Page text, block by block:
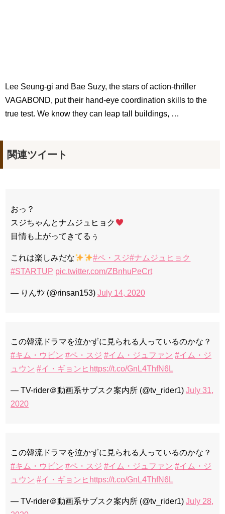
Lee Seung-gi and Bae Suzy, the stars of action-thriller
VAGABOND, put their hand-eye coordination skills to the
true test. We know they can leap tall buildings, …
関連ツイート
おっ？
スジちゃんとナムジュヒョク
目情も上がってきてるぅ
これは楽しみだな #ペ・スジ#ナムジュヒョク
#STARTUP pic.twitter.com/ZBnhuPeCrt
— りんｻﾝ (@rinsan153) July 14, 2020
この韓流ドラマを泣かずに見られる人っているのかな？
#キム・ウビン #ペ・スジ #イム・ジュファン #イム・ジ
ュウン #イ・ギョンヒ https://t.co/GnL4ThfN6L
— TV-rider＠動画系サブスク案内所 (@tv_rider1) July 31,
2020
この韓流ドラマを泣かずに見られる人っているのかな？
#キム・ウビン #ペ・スジ #イム・ジュファン #イム・ジ
ュウン #イ・ギョンヒ https://t.co/GnL4ThfN6L
— TV-rider＠動画系サブスク案内所 (@tv_rider1) July 28,